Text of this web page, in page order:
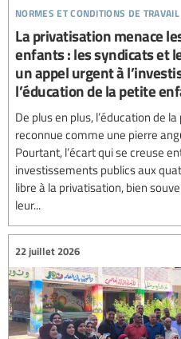
normes et conditions de travail
La privatisation menace
enfants : les syndicats et
un appel urgent à
l’éducation de la petite
De plus en plus, l’éducation de
reconnue comme une pierre
Pourtant, l’écart qui se creuse
investissements publics aux
libre à la privatisation, bien
leur...
22 juillet 2026